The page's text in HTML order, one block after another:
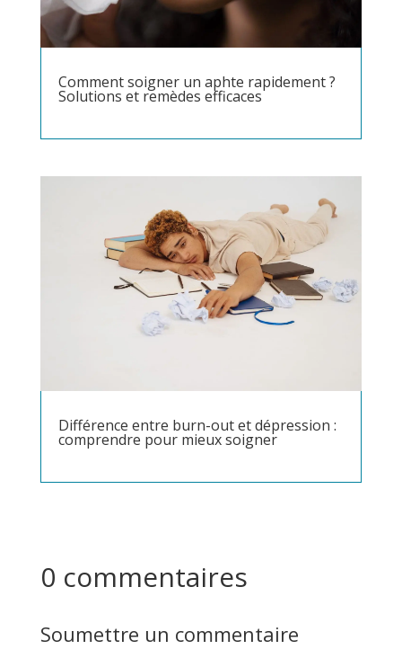
Comment soigner un aphte rapidement ?
Solutions et remèdes efficaces
Différence entre burn-out et dépression :
comprendre pour mieux soigner
0 commentaires
Soumettre un commentaire